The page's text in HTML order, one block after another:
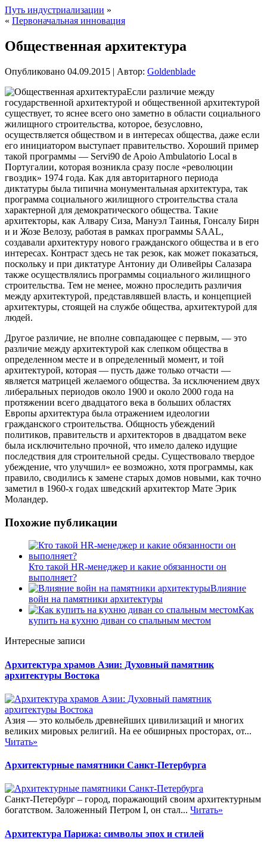
Путь индустриализации »
« Первоначальная инновация
Общественная архитектура
Опубликовано 04.09.2015 | Автор: Goldenblade
Если различие между
государственной архитектурой и общественной архитектурой
существует, то яснее всего оно заметно в области социального
жилищного строительства, которое, безусловно,
осуществляется обществом и в интересах общества, даже если
его инициатором выступает правительство. Хороший пример
такой программы — Servi90 de Apoio Ambulatorio Local в
Португалии, которая возникла сразу после «революции
гвоздик» 1974 года. Как для авторитарного периода
диктатуры была типична монументальная архитектура, так
программа социального жилищного строительства стала
характерной для демократического общества. Такие
архитекторы, как Алвару Сиза, Мануэл Таинья, Гонсалу Бирн
и и Жозе Велозу, работая в рамках программы SAAL,
создавали архитектуру нового гражданского общества и в его
интересах. Контраст здесь не так резок, как может показаться,
поскольку и при диктатуре Антониу ди Оливейры Салазара
также осуществлялись программы социального жилищного
строительства. Тем не менее, можно проследить различия
между архитектурой, представлявшей власть, и концепцией
архитектуры, стоящей на службе общества, архитектурой для
людей.
Другое различие, не вполне совпадающее с первым, — это
различие между архитектурой как слепком общества в
определенном месте и в определенный момент, и той
архитектурой, которая — пусть даже только отчасти —
является матрицей желаемого общества. За исключением двух
либеральных периодов около 1900 и около 2000 года на
протяжении всего двадцатого века в больших областях
Европы архитектура была отражением идеологии
гражданского строительства. Общность убеждений
политиков, правительств и архитекторов в двадцатом веке
была исключительно прочной, что имело далеко идущие
последствия для строительной среды. Существовало твердое
убеждение, что улучшил» ее возможно, хотя программы, как
правило, сводились к замене старых домов новыми, как точно
заметил в 1960-х годах шведский архитектор Мате Эрик
Моландер.
Похожие публикации
Кто такой HR-менеджер и какие обязанности он
выполняет?
Влияние
войн на памятники архитектуры
Как
купить на кухню диван со спальным местом
Интересные записи
Архитектура храмов Азии: Духовный памятник
архитектуры Востока
Азия — это колыбель древнейших цивилизаций и многих
великих мировых религий. На ее обширных просторах, от...
Читать»
Архитектурные памятники Санкт-Петербурга
Санкт-Петербург – город, поражающий своим архитектурным
богатством. Заложенный Петром I, он стал... Читать»
Архитектура Парижа: символы эпох и стилей